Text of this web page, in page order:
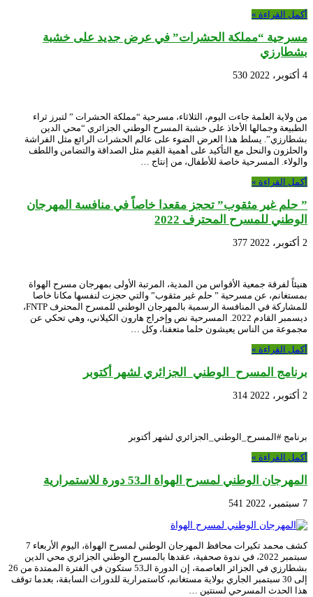
أكمل القراءة »
مسرحية “مملكة الحشرات” في عرض جديد على خشبة
بشطارزي
4 أكتوبر، 2022 530
من ولاية العلمة جاءت اليوم، الثلاثاء، مسرحية “مملكة الحشرات ” لتبرز ثراء
الطبيعة وجمالها الأخاذ على خشبة المسرح الوطني الجزائري “محي الدين
بشطارزي”. يسلط هذا العرض الضوء على عالم الحشرات الرائع مثل الفراشة
والحلزون والنحل مع التأكيد على أهمية القيم مثل الصداقة والتضامن واللطف
والولاء. المسرحية خاصة للأطفال، من إنتاج …
أكمل القراءة »
” حلم غير مثقوب” تحجز مقعدا خاصاً في منافسة المهرجان
الوطني للمسرح المحترف 2022
2 أكتوبر، 2022 377
هنيئاً لفرقة جمعية الأقواس من المدية، المرتبة الأولى بمهرجان مسرح الهواة
بمستغانم، عن مسرحية ” حلم غير مثقوب” والتي حجزت لنفسها مكانا خاصا
للمشاركة في المنافسة الرسمية بالمهرجان الوطني للمسرح المحترف FNTP،
ديسمبر القادم 2022. المسرحية نص وإخراج هارون الكيلاني، وهي تحكي عن
مجموعة من الناس يعيشون حلما متعفنا، وكل …
أكمل القراءة »
برنامج المسرح_الوطني_الجزائري لشهر أكتوبر
2 أكتوبر، 2022 314
برنامج #المسرح_الوطني_الجزائري لشهر أكتوبر
أكمل القراءة »
المهرجان الوطني لمسرح الهواة الـ53 دورة للاستمرارية
7 سبتمبر، 2022 541
كشف محمد تكيرات محافظ المهرجان الوطني لمسرح الهواة، اليوم الأربعاء 7
سبتمبر 2022، في ندوة صحفية، عقدها بالمسرح الوطني الجزائري محي الدين
بشطارزي في الجزائر العاصمة، إن الدورة الـ53 ستكون في الفترة الممتدة من 26
إلى 30 سبتمبر الجاري بولاية مستغانم، كاستمرارية للدورات السابقة، بعدما توقف
هذا الحدث المسرحي لسنتين …